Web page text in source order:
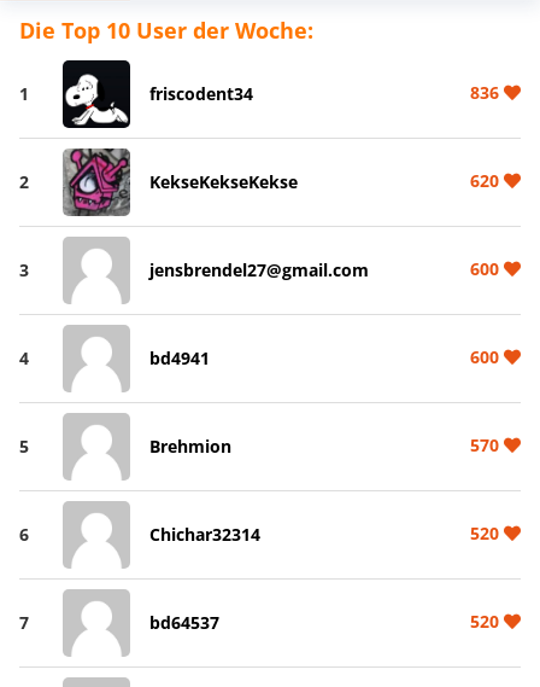
Die Top 10 User der Woche:
1 friscodent34 836
2 KekseKekseKekse 620
3 jensbrendel27@gmail.com 600
4 bd4941 600
5 Brehmion 570
6 Chichar32314 520
7 bd64537 520